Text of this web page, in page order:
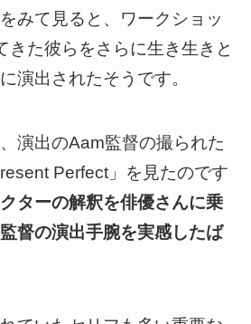
みて見ると、 ワークショッ
きた彼らをさらに生き生きと
演出されたそうです。
演出のAam監督の撮られた
Perfect」を見たのです
ターの解釈を俳優さんに乗
督の演出手腕を実感したば